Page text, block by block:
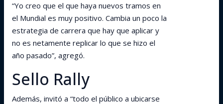
“Yo creo que el que haya nuevos tramos en
el Mundial es muy positivo. Cambia un poco la
estrategia de carrera que hay que aplicar y
no es netamente replicar lo que se hizo el
año pasado”, agregó.
Sello Rally
Además, invitó a “todo el público a ubicarse